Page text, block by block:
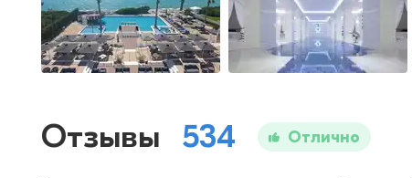
Отзывы 534 Отлично